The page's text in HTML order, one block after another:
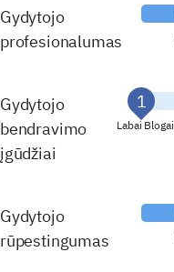
Gydytojo
profesionalumas
Gydytojo
bendravimo
įgūdžiai
Labai Blogai
Gydytojo
rūpestingumas